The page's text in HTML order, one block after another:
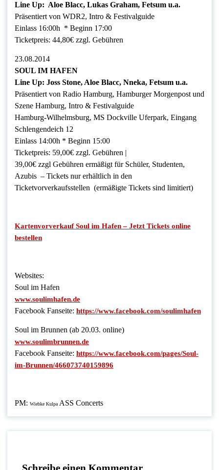
Line Up: Aloe Blacc, Lukas Graham, Fetsum u.a.
Präsentiert von WDR2, Intro & Festivalguide
Einlass 16:00h * Beginn 17:00
Ticketpreis: 44,80€ zzgl. Gebühren
23.08.2014
SOUL IM HAFEN
Line Up: Joss Stone, Aloe Blacc, Nneka, Fetsum u.a.
Präsentiert von Radio Hamburg, Hamburger Morgenpost und
Szene Hamburg, Intro & Festivalguide
Hamburg-Wilhelmsburg, MS Dockville Uferpark, Eingang
Schlengendeich 12
Einlass 14:00h * Beginn 15:00
Ticketpreis: 59,00€ zzgl. Gebühren |
39,00€ zzgl Gebühren ermäßigt für Schüler, Studenten,
Azubis – Tickets nur erhältlich in den
Ticketvorverkaufsstellen (ermäßigte Tickets sind limitiert)
Kartenvorverkauf Soul im Hafen – Jetzt Tickets online
bestellen
Websites:
Soul im Hafen
www.soulimhafen.de
Facebook Fanseite: https://www.facebook.com/soulimhafen
Soul im Brunnen (ab 20.03. online)
www.soulimbrunnen.de
Facebook Fanseite: https://www.facebook.com/pages/Soul-
im-Brunnen/466073740159896
PM: Wiebke Kulpa ASS Concerts